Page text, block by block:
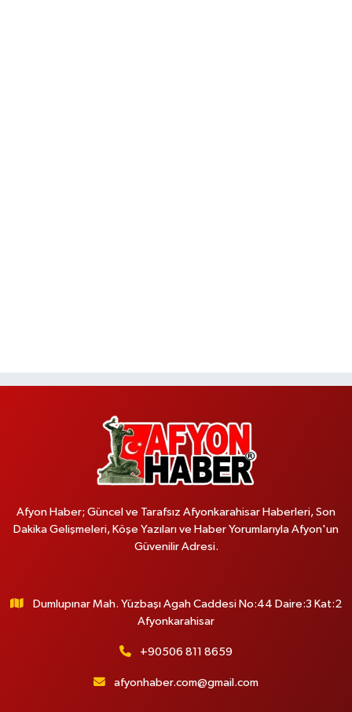
Afyon Haber; Güncel ve Tarafsız Afyonkarahisar Haberleri, Son
Dakika Gelişmeleri, Köşe Yazıları ve Haber Yorumlarıyla Afyon'un
Güvenilir Adresi.
Dumlupınar Mah. Yüzbaşı Agah Caddesi No:44 Daire:3 Kat:2
Afyonkarahisar
+90506 811 8659
afyonhaber.com@gmail.com